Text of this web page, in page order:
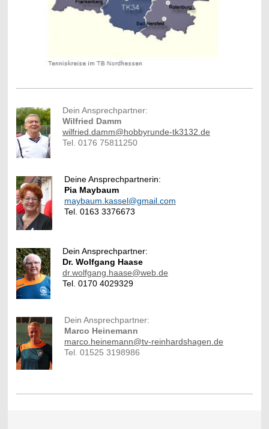
Dein Ansprechpartner:
Wilfried Damm
wilfried.damm@hobbyrunde-tk3132.de
Tel. 0176 75811250
Deine Ansprechpartnerin:
Pia Maybaum
maybaum.kassel@gmail.com
Tel. 0163 3376673
Dein Ansprechpartner:
Dr. Wolfgang Haase
dr.wolfgang.haase@web.de
Tel. 0170 4029329
Dein Ansprechpartner:
Marco Heinemann
marco.heinemann@tv-reinhardshagen.de
Tel. 01525 3198986